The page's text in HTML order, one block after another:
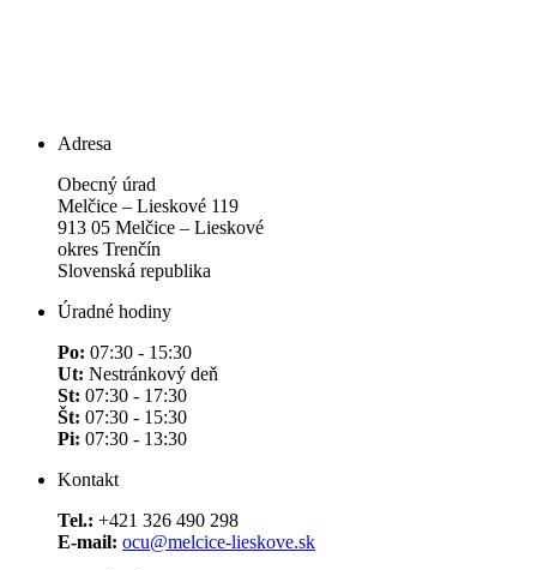
Adresa
Obecný úrad
Melčice – Lieskové 119
913 05 Melčice – Lieskové
okres Trenčín
Slovenská republika
Úradné hodiny
Po: 07:30 - 15:30
Ut: Nestránkový deň
St: 07:30 - 17:30
Št: 07:30 - 15:30
Pi: 07:30 - 13:30
Kontakt
Tel.: +421 326 490 298
E-mail: ocu@melcice-lieskove.sk